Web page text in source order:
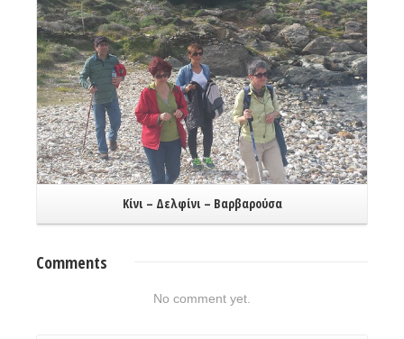
Κίνι – Δελφίνι – Βαρβαρούσα
Comments
No comment yet.